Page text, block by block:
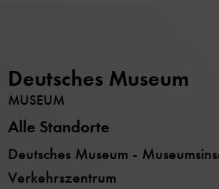
Deutsches Museum
MUSEUM
Alle Standorte
Deutsches Museum -
Verkehrszentrum